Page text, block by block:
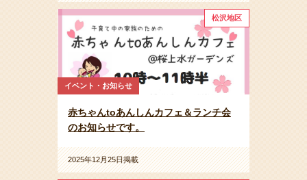
松沢地区
イベント・お知らせ
赤ちゃんtoあんしんカフェ＆ランチ会
のお知らせです。
2025年12月25日掲載